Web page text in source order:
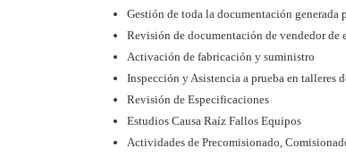
Gestión de toda la documentación generada
Revisión de documentación de vendedor de
Activación de fabricación y suministro
Inspección y Asistencia a prueba en talleres
Revisión de Especificaciones
Estudios Causa Raíz Fallos Equipos
Actividades de Precomisionado,